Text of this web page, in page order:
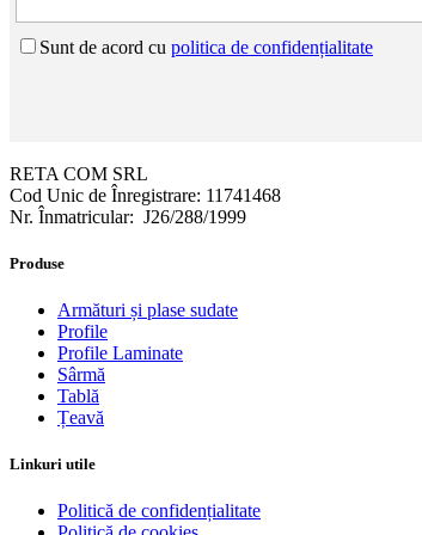
Sunt de acord cu politica de confidențialitate
RETA COM SRL
Cod Unic de Înregistrare: 11741468
Nr. Înmatricular: J26/288/1999
Produse
Armături și plase sudate
Profile
Profile Laminate
Sârmă
Tablă
Țeavă
Linkuri utile
Politică de confidențialitate